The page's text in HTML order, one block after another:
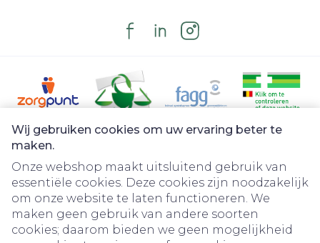
Wij gebruiken cookies om uw ervaring beter te
maken.
Onze webshop maakt uitsluitend gebruik van
essentiële cookies. Deze cookies zijn noodzakelijk
om onze website te laten functioneren. We
maken geen gebruik van andere soorten
cookies; daarom bieden we geen mogelijkheid
Juridische links